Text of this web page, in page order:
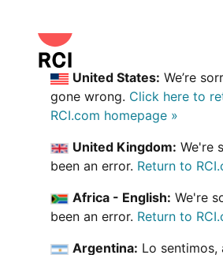
United States: We’re
gone wrong. Click here to
RCI.com homepage »
United Kingdom: We're
been an error. Return to
Africa - English: We're
been an error. Return to
Argentina: Lo sentimos,